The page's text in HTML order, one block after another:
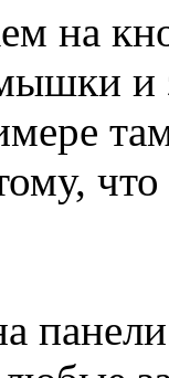
на
и